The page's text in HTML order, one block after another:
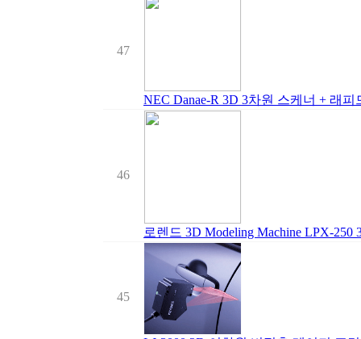
47
NEC Danae-R 3D 3차원 스케너 + 래
46
로렌드 3D Modeling Machine LPX-
45